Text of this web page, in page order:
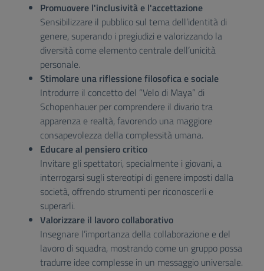
Promuovere l'inclusività e l'accettazione
Sensibilizzare il pubblico sul tema dell’identità di
genere, superando i pregiudizi e valorizzando la
diversità come elemento centrale dell’unicità
personale.
Stimolare una riflessione filosofica e sociale
Introdurre il concetto del “Velo di Maya” di
Schopenhauer per comprendere il divario tra
apparenza e realtà, favorendo una maggiore
consapevolezza della complessità umana.
Educare al pensiero critico
Invitare gli spettatori, specialmente i giovani, a
interrogarsi sugli stereotipi di genere imposti dalla
società, offrendo strumenti per riconoscerli e
superarli.
Valorizzare il lavoro collaborativo
Insegnare l’importanza della collaborazione e del
lavoro di squadra, mostrando come un gruppo possa
tradurre idee complesse in un messaggio universale.